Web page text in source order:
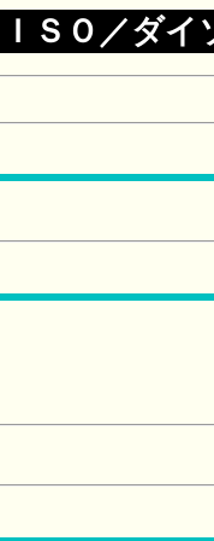
ＳＯ／ダイ